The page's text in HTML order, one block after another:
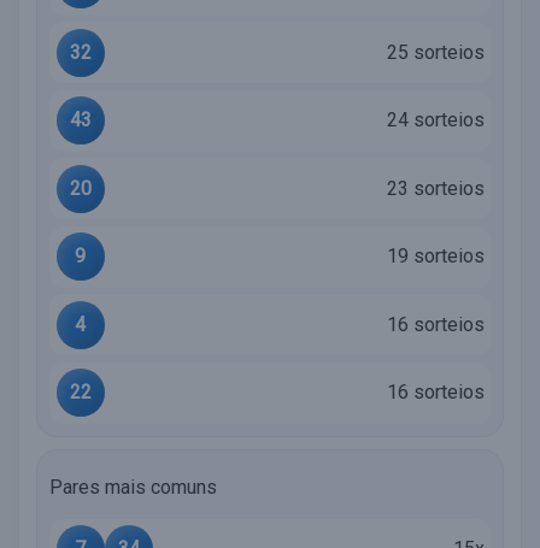
32 25 sorteios
43 24 sorteios
20 23 sorteios
9 19 sorteios
4 16 sorteios
22 16 sorteios
Pares mais comuns